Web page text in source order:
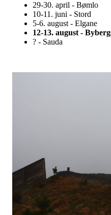
29-30. april - Bømlo
10-11. juni - Stord
5-6. august - Elgane
12-13. august -
? - Sauda